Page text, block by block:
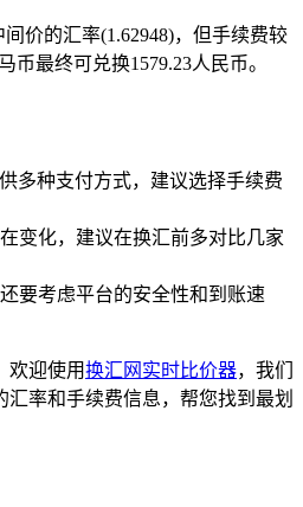
价的汇率(1.62948)，但手续费较
币最终可兑换1579.23人民币。
多种支付方式，建议选择手续费
变化，建议在换汇前多对比几家
要考虑平台的安全性和到账速
欢迎使用换汇网实时比价器，我们
率和手续费信息，帮您找到最划